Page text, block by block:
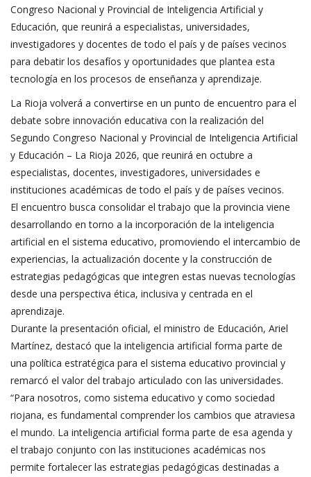
Congreso Nacional y Provincial de Inteligencia Artificial y
Educación, que reunirá a especialistas, universidades,
investigadores y docentes de todo el país y de países vecinos
para debatir los desafíos y oportunidades que plantea esta
tecnología en los procesos de enseñanza y aprendizaje.
La Rioja volverá a convertirse en un punto de encuentro para el
debate sobre innovación educativa con la realización del
Segundo Congreso Nacional y Provincial de Inteligencia Artificial
y Educación – La Rioja 2026, que reunirá en octubre a
especialistas, docentes, investigadores, universidades e
instituciones académicas de todo el país y de países vecinos.
El encuentro busca consolidar el trabajo que la provincia viene
desarrollando en torno a la incorporación de la inteligencia
artificial en el sistema educativo, promoviendo el intercambio de
experiencias, la actualización docente y la construcción de
estrategias pedagógicas que integren estas nuevas tecnologías
desde una perspectiva ética, inclusiva y centrada en el
aprendizaje.
Durante la presentación oficial, el ministro de Educación, Ariel
Martínez, destacó que la inteligencia artificial forma parte de
una política estratégica para el sistema educativo provincial y
remarcó el valor del trabajo articulado con las universidades.
“Para nosotros, como sistema educativo y como sociedad
riojana, es fundamental comprender los cambios que atraviesa
el mundo. La inteligencia artificial forma parte de esa agenda y
el trabajo conjunto con las instituciones académicas nos
permite fortalecer las estrategias pedagógicas destinadas a